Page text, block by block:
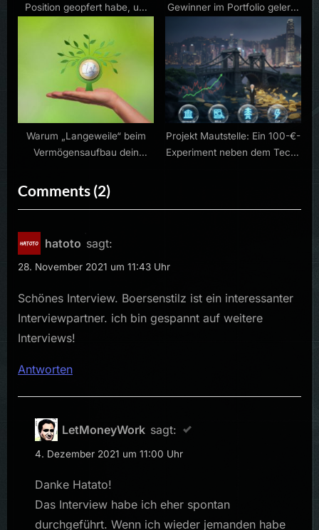
Position geopfert habe, um
zu machen
Gewinner im Portfolio gelernt
Warum „Langeweile“ beim
Vermögensaufbau dein
Projekt Mautstelle: Ein 100-€-
Experiment neben dem Tech-
Comments (2)on
“Interview
hatoto sagt:
28. November 2021 um 11:43 Uhr
Schönes Interview. Boersenstilz ist ein interessanter
Interviewpartner. ich bin gespannt auf weitere
Interviews!
Antworten
LetMoneyWork sagt:
4. Dezember 2021 um 11:00 Uhr
Danke Hatato!
Das Interview habe ich eher spontan
durchgeführt. Wenn ich wieder jemanden habe